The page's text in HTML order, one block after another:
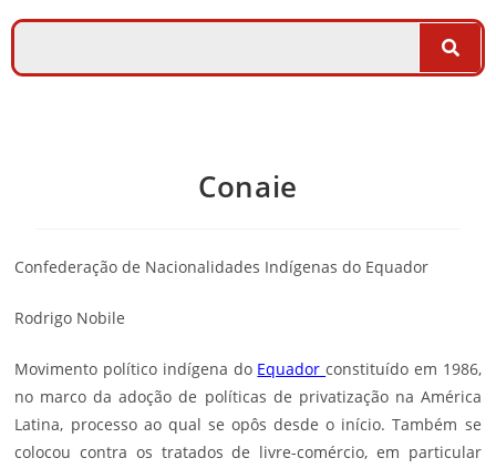
Conaie
Confederação de Nacionalidades Indígenas do Equador
Rodrigo Nobile
Movimento político indígena do Equadorconstituído em 1986,
no marco da adoção de políticas de privatização na América
Latina, processo ao qual se opôs desde o início. Também se
colocou contra os tratados de livre-comércio, em particular